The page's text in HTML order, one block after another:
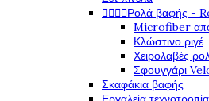
   Ρολά βαφής -
Microfiber από
Κλώστινο ριγέ
Χειρολαβές
Σφουγγάρι
Σκαφάκια βαφής